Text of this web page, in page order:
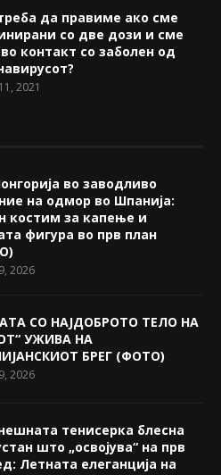
да правиме ако сме
со две дози и сме
контакт со заболен од
2021
во заводливо
на одмор во Шпанија:
костим за капење и
фигура во прв план
2026
СО НАЈДОБРОТО ТЕЛО НА
УЖИВА НА
БРЕГ (ФОТО)
2026
тенисерка блесна
што „освојува“ на прв
Летната елеганција на